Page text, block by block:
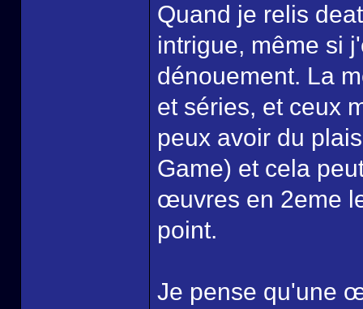
Quand je relis
intrigue, même si
dénouement. La
et séries, et ceux
peux avoir du
Game) et cela
œuvres en 2eme
point.
Je pense qu'une